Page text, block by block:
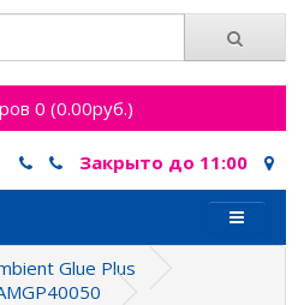
0 (0.00руб.)
Закрыто до 11:00
Glue Plus